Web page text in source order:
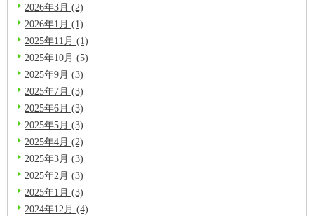
2026年3月 (2)
2026年1月 (1)
2025年11月 (1)
2025年10月 (5)
2025年9月 (3)
2025年7月 (3)
2025年6月 (3)
2025年5月 (3)
2025年4月 (2)
2025年3月 (3)
2025年2月 (3)
2025年1月 (3)
2024年12月 (4)